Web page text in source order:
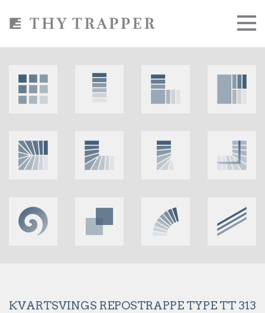
KVARTSVINGS REPOSTRAPPE TYPE TT 313